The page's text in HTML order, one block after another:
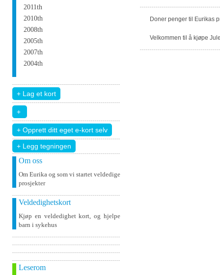
2011th
2010th
2008th
2005th
2007th
2004th
+ Legg tegningen
Om oss
Om Eurika og som vi startet veldedige
prosjekter
Veldedighetskort
Kjøp en veldedighet kort, og hjelpe
barn i sykehus
Leserom
Doner penger til Eurikas
Velkommen til å kjøpe